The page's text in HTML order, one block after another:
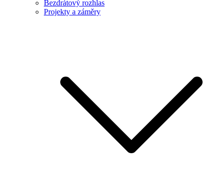
Bezdrátový rozhlas
Projekty a záměry